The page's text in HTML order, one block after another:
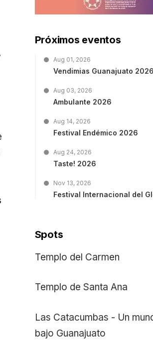
Próximos eventos
Aug 01, 2026
Vendimias Guanajuato 2026
Aug 03, 2026
Ambulante 2026
Aug 14, 2026
Festival Endémico 2026
Aug 24, 2026
Taste! 2026
Nov 13, 2026
Festival Internacional del
Spots
Templo del Carmen
Templo de Santa Ana
Las Catacumbas - Un
bajo Guanajuato